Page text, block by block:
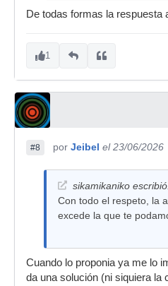
De todas formas la respuesta
1
#8 por Jeibel el 23/06/2026
sikamikaniko
Con todo el respeto, la
excede la que te
Cuando lo proponia ya me lo
da una solución (ni siquiera la